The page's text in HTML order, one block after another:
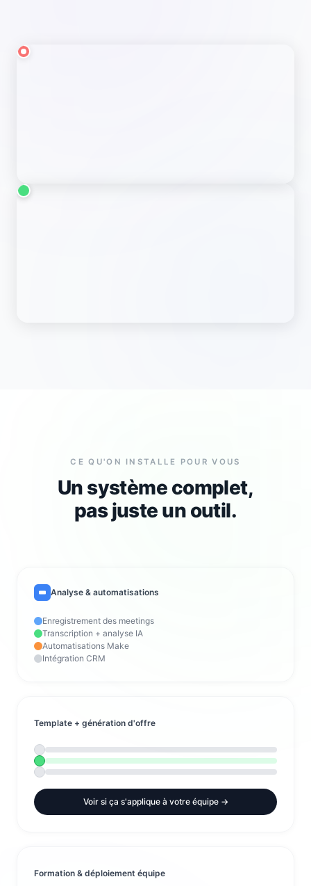
CE QU'ON INSTALLE POUR VOUS
Un système complet,
pas juste un outil.
Analyse & automatisations
Enregistrement des meetings
Transcription + analyse IA
Automatisations Make
Intégration CRM
Template + génération d'offre
Voir si ça s'applique à votre équipe →
Formation & déploiement équipe